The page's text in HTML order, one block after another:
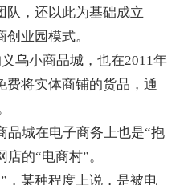
队，还以此为基础成立
业园模式。
小商品城，也在2011年
费将实体商铺的货品，通
城在电子商务上也是“抱
的“电商村”。
某种程度上说，是被电